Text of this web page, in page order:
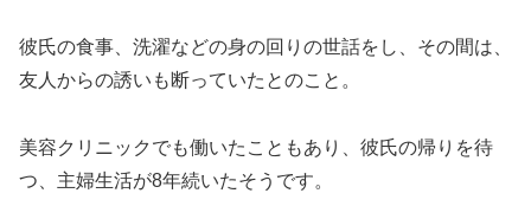
彼氏の食事、洗濯などの身の回りの世話をし、その間は、
友人からの誘いも断っていたとのこと。
美容クリニックでも働いたこともあり、彼氏の帰りを待
つ、主婦生活が8年続いたそうです。